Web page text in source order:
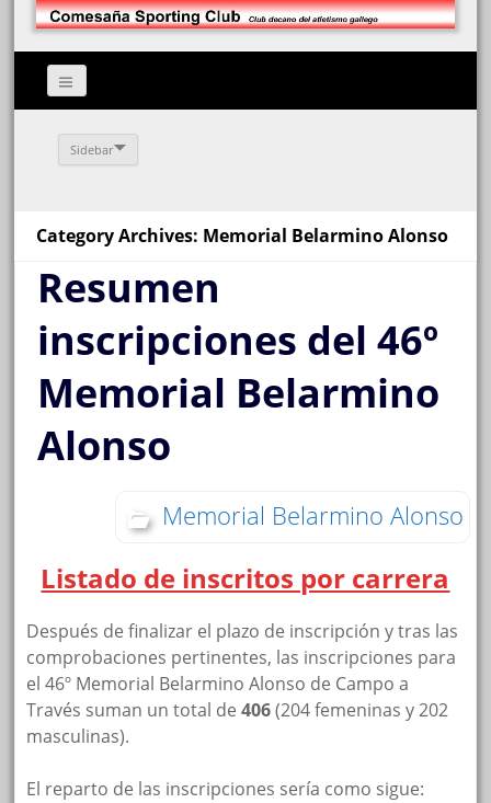
Sidebar
Category Archives: Memorial Belarmino Alonso
Resumen
inscripciones del 46º
Memorial Belarmino
Alonso
Memorial Belarmino Alonso
Listado de inscritos por carrera
Después de finalizar el plazo de inscripción y tras las
comprobaciones pertinentes, las inscripciones para
el 46º Memorial Belarmino Alonso de Campo a
Través suman un total de406(204 femeninas y 202
masculinas).
El reparto de las inscripciones sería como sigue: